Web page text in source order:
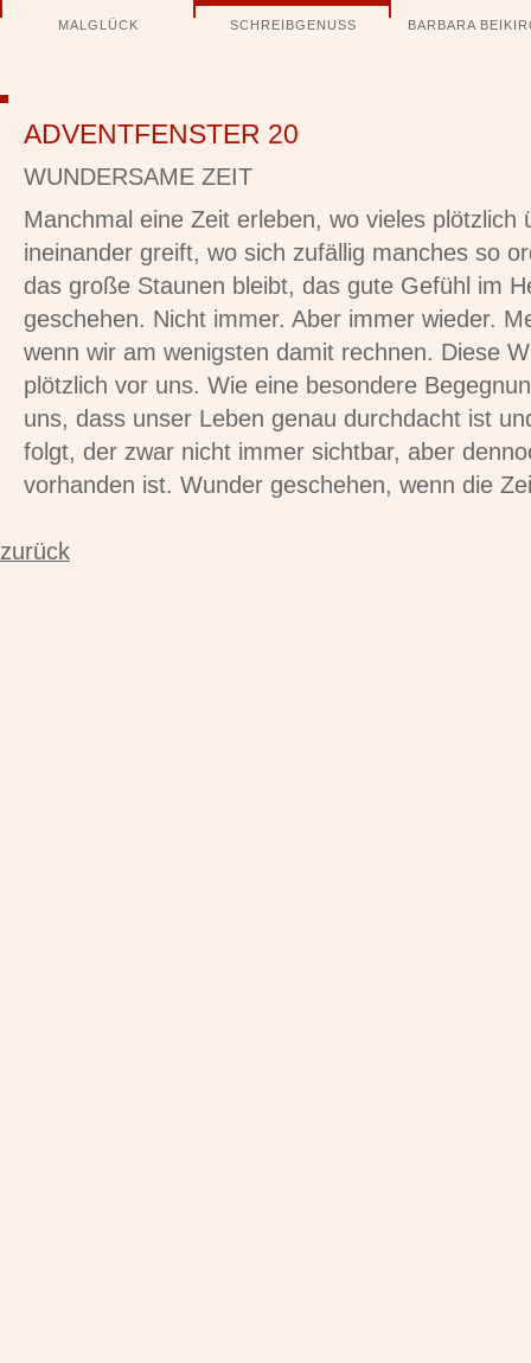
überspringenMALGLÜCK SCHREIBGENUSS BARBARA
ADVENTFENSTER 20
WUNDERSAME ZEIT
Manchmal eine Zeit erleben, wo vieles plötzlich
ineinander greift, wo sich zufällig manches so
das große Staunen bleibt, das gute Gefühl im
geschehen. Nicht immer. Aber immer wieder.
wenn wir am wenigsten damit rechnen. Diese
plötzlich vor uns. Wie eine besondere
uns, dass unser Leben genau durchdacht ist
folgt, der zwar nicht immer sichtbar, aber
vorhanden ist. Wunder geschehen, wenn die
zurück